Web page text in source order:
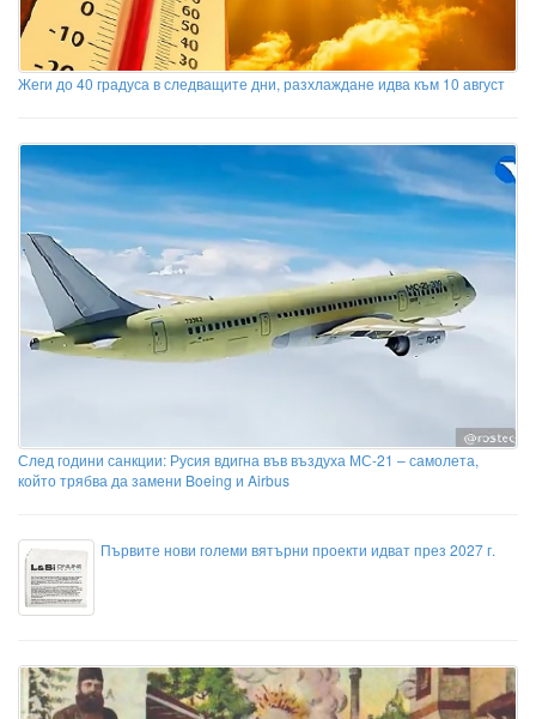
Жеги до 40 градуса в следващите дни, разхлаждане идва към 10 август
След години санкции: Русия вдигна във въздуха МС-21 – самолета,
който трябва да замени Boeing и Airbus
Първите нови големи вятърни проекти идват през 2027 г.